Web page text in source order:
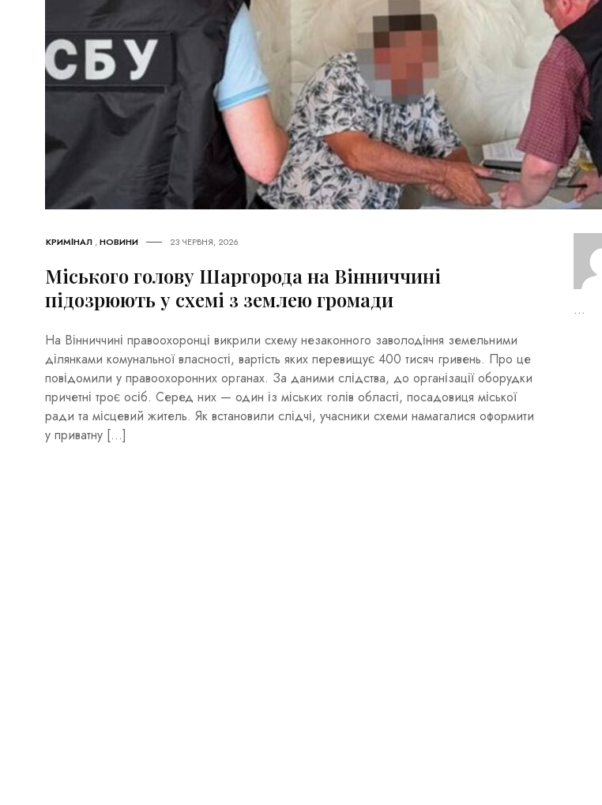
КРИМІНАЛ ,НОВИНИ 23 ЧЕРВНЯ, 2026
Міського голову Шаргорода на Вінниччині
підозрюють у схемі з землею громади
На Вінниччині правоохоронці викрили схему незаконного заволодіння земельними
ділянками комунальної власності, вартість яких перевищує 400 тисяч гривень. Про це
повідомили у правоохоронних органах. За даними слідства, до організації оборудки
причетні троє осіб. Серед них — один із міських голів області, посадовиця міської
ради та місцевий житель. Як встановили слідчі, учасники схеми намагалися оформити
у приватну […]
...